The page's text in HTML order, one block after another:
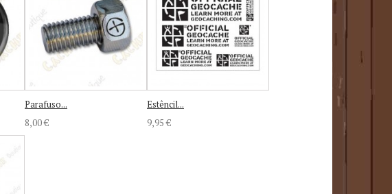
Parafuso...
8,00 €
Estêncil...
9,95 €